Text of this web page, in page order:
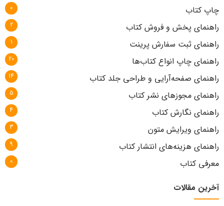
چاپ کتاب 0
راهنمای پخش و فروش کتاب 2
راهنمای ثبت سفارش پرینت 1
راهنمای چاپ انواع کتاب‌ها 20
راهنمای صفحه‌آرایی و طراحی جلد کتاب 14
راهنمای مجوزهای نشر کتاب 5
راهنمای نگارش کتاب 4
راهنمای ویرایش متون 3
راهنمای هزینه‌های انتشار کتاب 9
معرفی کتاب 0
آخرین مقالات